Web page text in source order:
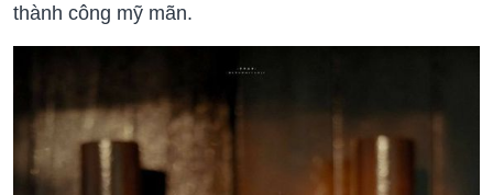
thành công mỹ mãn.